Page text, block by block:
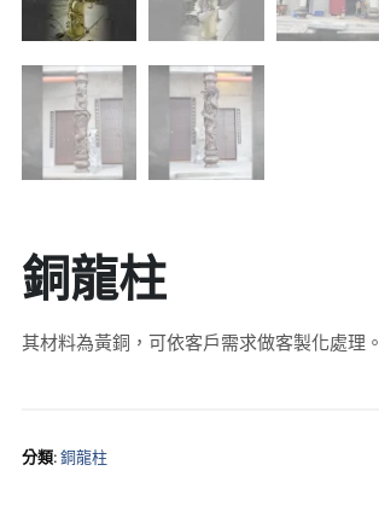
銅龍柱
其材料為黃銅，可依客戶需求做客製化處理。
分類:銅龍柱